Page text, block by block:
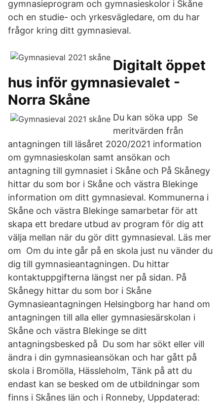
gymnasieprogram och gymnasieskolor i Skåne
och en studie- och yrkesvägledare, om du har
frågor kring ditt gymnasieval.
Digitalt öppet
hus inför gymnasievalet -
Norra Skåne
Du kan söka upp Se
meritvärden från
antagningen till läsåret 2020/2021 information
om gymnasieskolan samt ansökan och
antagning till gymnasiet i Skåne och På Skånegy
hittar du som bor i Skåne och västra Blekinge
information om ditt gymnasieval. Kommunerna i
Skåne och västra Blekinge samarbetar för att
skapa ett bredare utbud av program för dig att
välja mellan när du gör ditt gymnasieval. Läs mer
om Om du inte går på en skola just nu vänder du
dig till gymnasieantagningen. Du hittar
kontaktuppgifterna längst ner på sidan. På
Skånegy hittar du som bor i Skåne
Gymnasieantagningen Helsingborg har hand om
antagningen till alla eller gymnasiesärskolan i
Skåne och västra Blekinge se ditt
antagningsbesked på Du som har sökt eller vill
ändra i din gymnasieansökan och har gått på
skola i Bromölla, Hässleholm, Tänk på att du
endast kan se besked om de utbildningar som
finns i Skånes län och i Ronneby, Uppdaterad: